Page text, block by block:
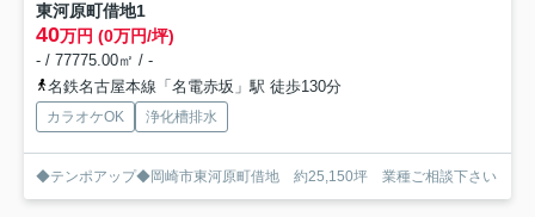
東河原町借地1
40万円 (0万円/坪)
- / 77775.00㎡ / -
名鉄名古屋本線「名電赤坂」駅 徒歩130分
カラオケOK 浄化槽排水
◆テンポアップ◆岡崎市東河原町借地 約25,150坪 業種ご相談下さい